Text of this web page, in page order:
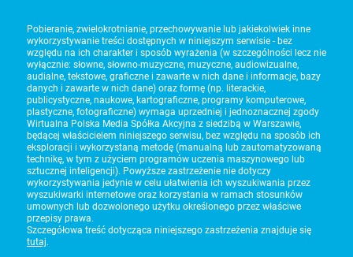
Pobieranie, zwielokrotnianie, przechowywanie lub jakiekolwiek inne
wykorzystywanie treści dostępnych w niniejszym serwisie - bez
względu na ich charakter i sposób wyrażenia (w szczególności lecz nie
wyłącznie: słowne, słowno-muzyczne, muzyczne, audiowizualne,
audialne, tekstowe, graficzne i zawarte w nich dane i informacje, bazy
danych i zawarte w nich dane) oraz formę (np. literackie,
publicystyczne, naukowe, kartograficzne, programy komputerowe,
plastyczne, fotograficzne) wymaga uprzedniej i jednoznacznej zgody
Wirtualna Polska Media Spółka Akcyjna z siedzibą w Warszawie,
będącej właścicielem niniejszego serwisu, bez względu na sposób ich
eksploracji i wykorzystaną metodę (manualną lub zautomatyzowaną
technikę, w tym z użyciem programów uczenia maszynowego lub
sztucznej inteligencji). Powyższe zastrzeżenie nie dotyczy
wykorzystywania jedynie w celu ułatwienia ich wyszukiwania przez
wyszukiwarki internetowe oraz korzystania w ramach stosunków
umownych lub dozwolonego użytku określonego przez właściwe
przepisy prawa.
Szczegółowa treść dotycząca niniejszego zastrzeżenia znajduje się
tutaj.